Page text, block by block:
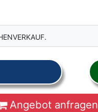
Angebot anfragen